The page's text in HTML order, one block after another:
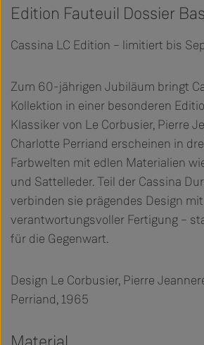
Edition Fauteuil Dossier
Cassina LC Edition – limitiert bis
Zum 60-jährigen Jubiläum bringt
Kollektion in einer besonderen
Klassiker von Le Corbusier, Pierre
Charlotte Perriand erscheinen in
Farbwelten mit edlen Materialien
und Sattelleder. Teil der Cassina
verbinden sie prägendes Design mit
verantwortungsvoller Fertigung –
für die Gegenwart.
Design Le Corbusier, Pierre
Perriand, 1965